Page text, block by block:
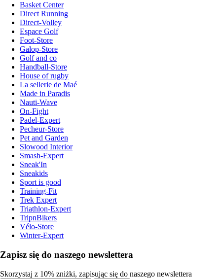
Basket Center
Direct Running
Direct-Volley
Espace Golf
Foot-Store
Galop-Store
Golf and co
Handball-Store
House of rugby
La sellerie de Maé
Made in Paradis
Nauti-Wave
On-Fight
Padel-Expert
Pecheur-Store
Pet and Garden
Slowood Interior
Smash-Expert
Sneak'In
Sneakids
Sport is good
Training-Fit
Trek Expert
Triathlon-Expert
TripnBikers
Vélo-Store
Winter-Expert
Zapisz się do naszego newslettera
Skorzystaj z 10% zniżki, zapisując się do naszego newslettera